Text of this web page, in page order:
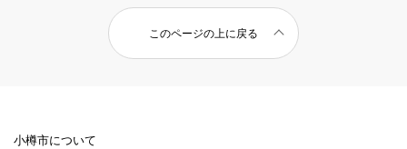
このページの上に戻る
小樽市について